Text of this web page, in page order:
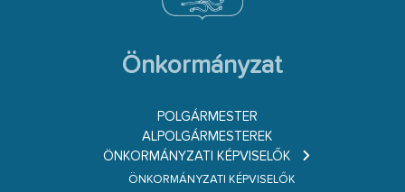
Önkormányzat
POLGÁRMESTER
ALPOLGÁRMESTEREK
ÖNKORMÁNYZATI KÉPVISELŐK
ÖNKORMÁNYZATI KÉPVISELŐK